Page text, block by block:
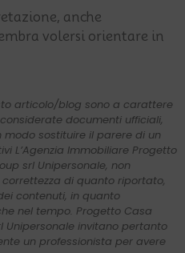
anche
volersi orientare in
articolo/blog sono a carattere
documenti ufficiali,
sostituire il parere di un
L’Agenzia Immobiliare Progetto
srl Unipersonale, non
di quanto riportato,
contenuti, in quanto
nel tempo. Progetto Casa
Unipersonale invitano pertanto
un professionista per avere